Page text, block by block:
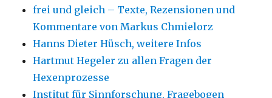
frei und gleich – Texte, Rezensionen und
Kommentare von Markus Chmielorz
Hanns Dieter Hüsch, weitere Infos
Hartmut Hegeler zu allen Fragen der
Hexenprozesse
Institut für Sinnforschung, Fragebogen